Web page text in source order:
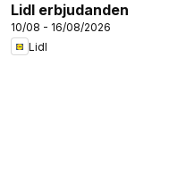
Lidl erbjudanden
10/08 - 16/08/2026
Lidl